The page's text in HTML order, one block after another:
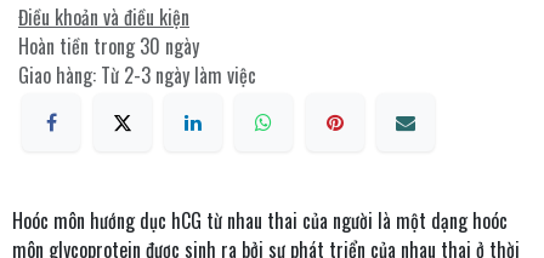
Điều khoản và điều kiện
Hoàn tiền trong 30 ngày
Giao hàng: Từ 2-3 ngày làm việc
Hoóc môn hướng dục hCG từ nhau thai của người là một dạng hoóc
môn glycoprotein được sinh ra bởi sự phát triển của nhau thai ở thời